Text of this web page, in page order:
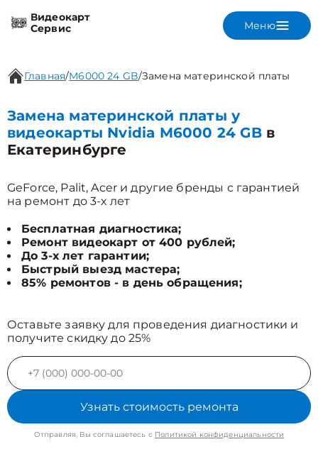
Видеокарт
Сервис
Меню
Главная/M6000 24 GB/Замена материнской платы
Замена материнской платы у
видеокарты Nvidia M6000 24 GBв
Екатеринбурге
GeForce, Palit, Acer и другие бренды с гарантией
на ремонт до 3-х лет
Бесплатная диагностика;
Ремонт видеокарт от 400 рублей;
До 3-х лет гарантии;
Быстрый выезд мастера;
85% ремонтов - в день обращения;
Оставьте заявку для проведения диагностики и
получите скидку до 25%
Узнать стоимость ремонта
Отправляя, Вы соглашаетесь с Политикой конфиденциальности